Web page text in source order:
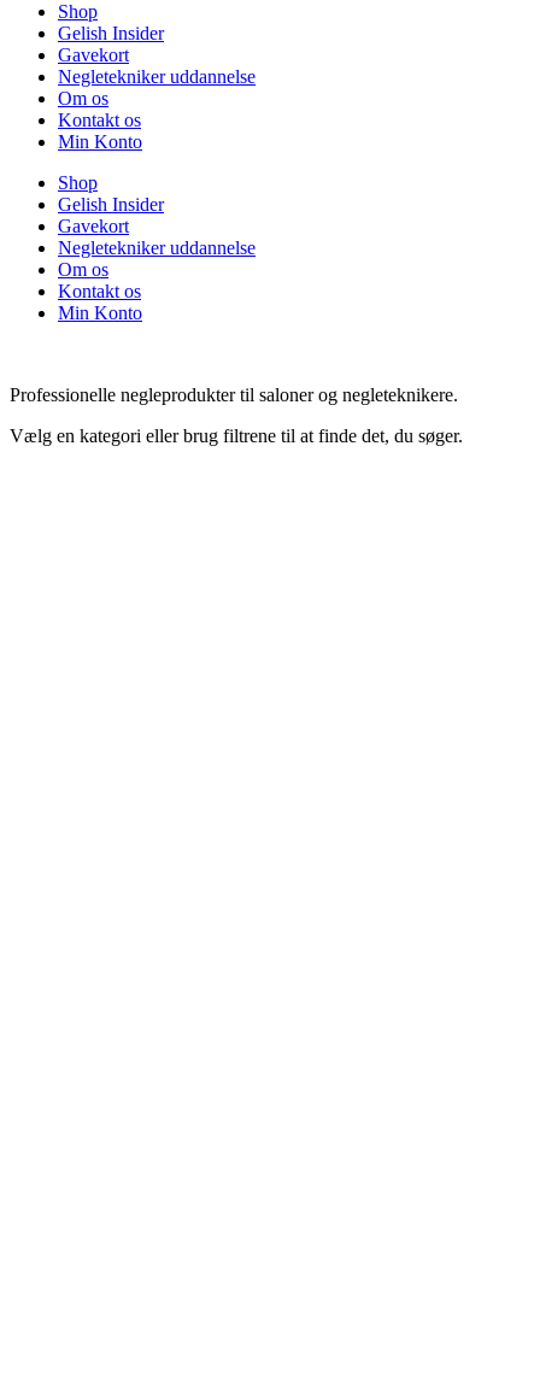
Shop
Gelish Insider
Gavekort
Negletekniker uddannelse
Om os
Kontakt os
Min Konto
Shop
Gelish Insider
Gavekort
Negletekniker uddannelse
Om os
Kontakt os
Min Konto
Professionelle negleprodukter til saloner og negleteknikere.
Vælg en kategori eller brug filtrene til at finde det, du søger.